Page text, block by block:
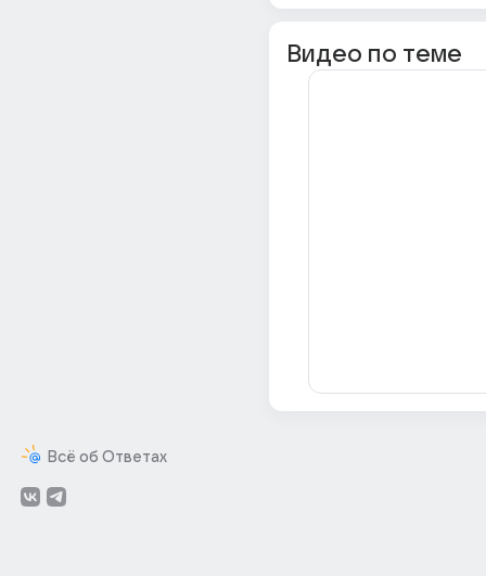
Всё об Ответах
Видео по теме